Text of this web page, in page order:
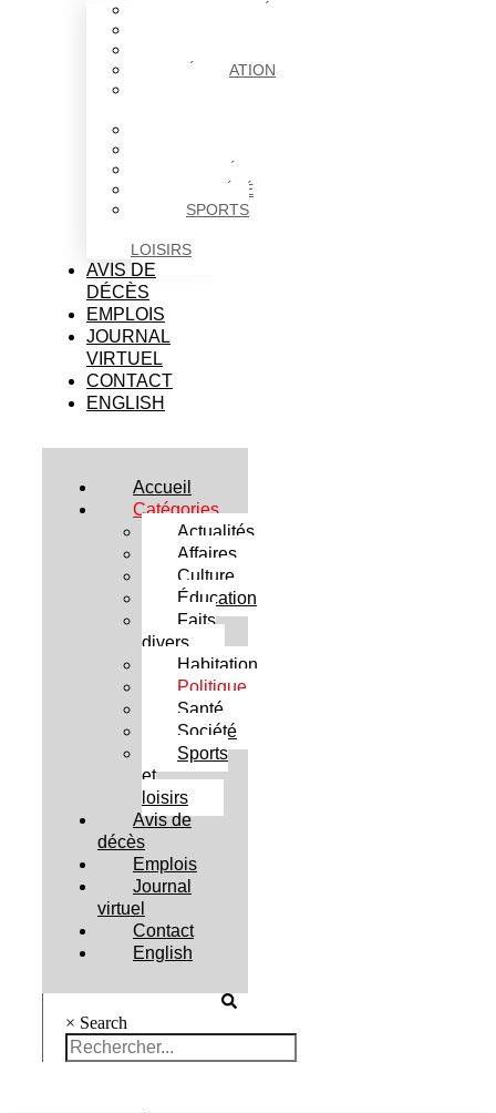
ÉDUCATION
SOCIÉTÉ
SPORTS
LOISIRS
AVIS DE
DÉCÈS
EMPLOIS
JOURNAL
VIRTUEL
CONTACT
ENGLISH
Accueil
Catégories
Actualités
Affaires
Culture
Éducation
Faits
divers
Habitation
Politique
Santé
Société
Sports
et
loisirs
Avis de
décès
Emplois
Journal
virtuel
Contact
English
× Search